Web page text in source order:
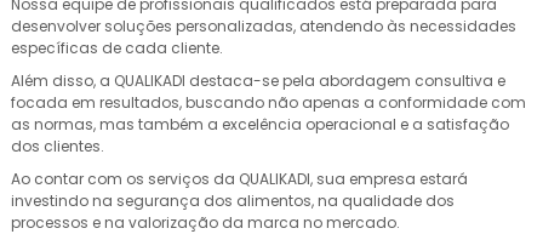
desenvolver soluções personalizadas, atendendo às necessidades
específicas de cada cliente.
Além disso, a QUALIKADI destaca-se pela abordagem consultiva e
focada em resultados, buscando não apenas a conformidade com
as normas, mas também a excelência operacional e a satisfação
dos clientes.
Ao contar com os serviços da QUALIKADI, sua empresa estará
investindo na segurança dos alimentos, na qualidade dos
processos e na valorização da marca no mercado.